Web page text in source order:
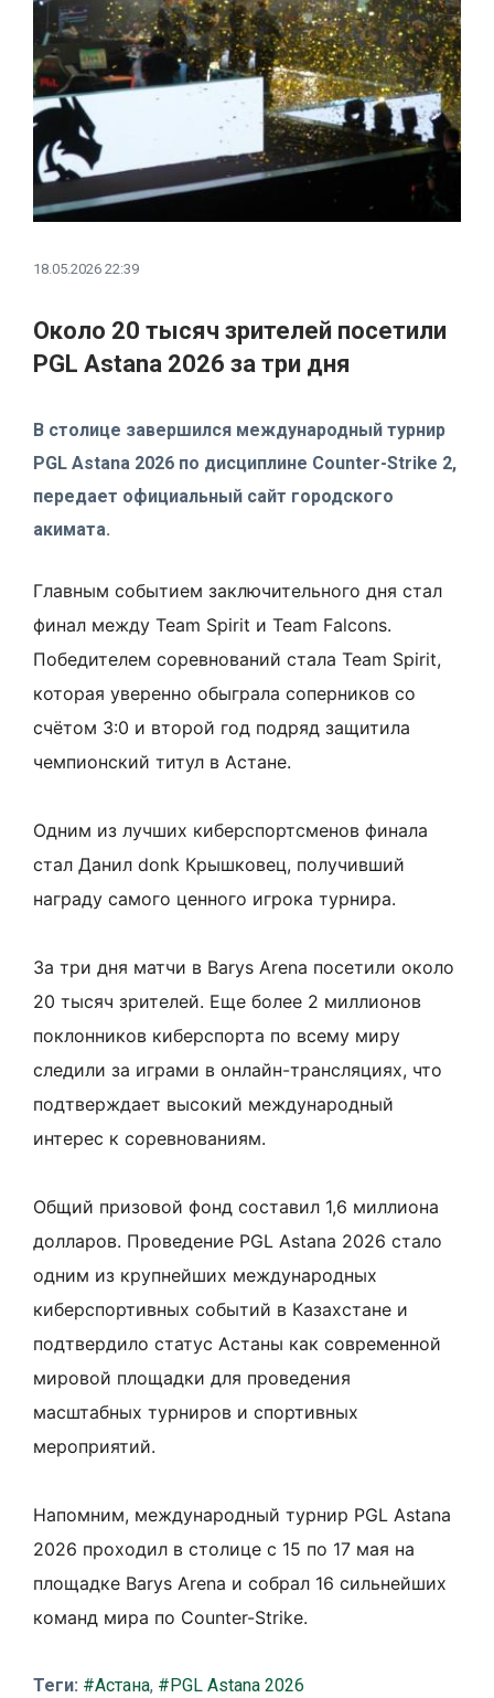
18.05.2026 22:39
Около 20 тысяч зрителей посетили
PGL Astana 2026 за три дня
В столице завершился международный турнир
PGL Astana 2026 по дисциплине Counter-Strike 2,
передает официальный сайт городского
акимата.
Главным событием заключительного дня стал
финал между Team Spirit и Team Falcons.
Победителем соревнований стала Team Spirit,
которая уверенно обыграла соперников со
счётом 3:0 и второй год подряд защитила
чемпионский титул в Астане.
Одним из лучших киберспортсменов финала
стал Данил donk Крышковец, получивший
награду самого ценного игрока турнира.
За три дня матчи в Barys Arena посетили около
20 тысяч зрителей. Еще более 2 миллионов
поклонников киберспорта по всему миру
следили за играми в онлайн-трансляциях, что
подтверждает высокий международный
интерес к соревнованиям.
Общий призовой фонд составил 1,6 миллиона
долларов. Проведение PGL Astana 2026 стало
одним из крупнейших международных
киберспортивных событий в Казахстане и
подтвердило статус Астаны как современной
мировой площадки для проведения
масштабных турниров и спортивных
мероприятий.
Напомним, международный турнир PGL Astana
2026 проходил в столице с 15 по 17 мая на
площадке Barys Arena и собрал 16 сильнейших
команд мира по Counter-Strike.
Теги: #Астана, #PGL Astana 2026